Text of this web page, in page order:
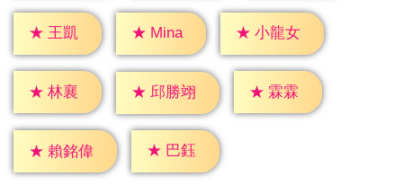
★ 王凱 ★ Mina ★ 小龍女
★ 林襄 ★ 邱勝翊 ★ 霖霖
★ 賴銘偉 ★ 巴鈺